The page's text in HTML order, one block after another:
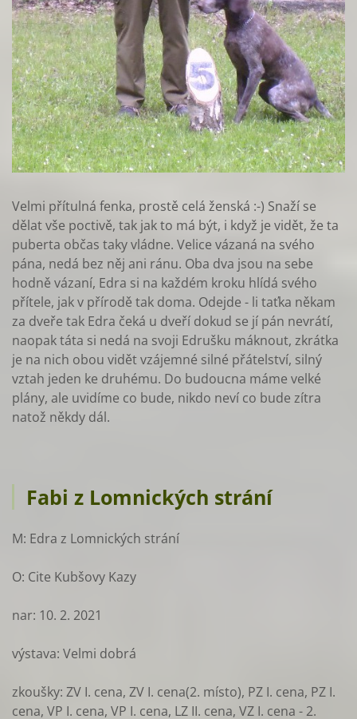
Velmi přítulná fenka, prostě celá ženská :-) Snaží se
dělat vše poctivě, tak jak to má být, i když je vidět, že ta
puberta občas taky vládne. Velice vázaná na svého
pána, nedá bez něj ani ránu. Oba dva jsou na sebe
hodně vázaní, Edra si na každém kroku hlídá svého
přítele, jak v přírodě tak doma. Odejde - li taťka někam
za dveře tak Edra čeká u dveří dokud se jí pán nevrátí,
naopak táta si nedá na svoji Edrušku máknout, zkrátka
je na nich obou vidět vzájemné silné přátelství, silný
vztah jeden ke druhému. Do budoucna máme velké
plány, ale uvidíme co bude, nikdo neví co bude zítra
natož někdy dál.
Fabi z Lomnických strání
M: Edra z Lomnických strání
O: Cite Kubšovy Kazy
nar: 10. 2. 2021
výstava: Velmi dobrá
zkoušky: ZV I. cena, ZV I. cena(2. místo), PZ I. cena, PZ I.
cena, VP I. cena, VP I. cena, LZ II. cena, VZ I. cena - 2.